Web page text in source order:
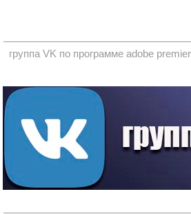
группа VK по программе adobe